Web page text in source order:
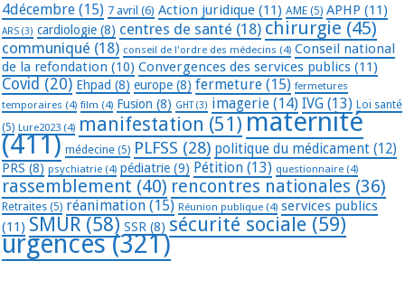
4décembre (15) 7 avril (6) Action juridique (11) AME (5) APHP (11)
ARS (3) cardiologie (8) centres de santé (18) chirurgie (45)
communiqué (18) conseil de l'ordre des médecins (4) Conseil national
de la refondation (10) Convergences des services publics (11)
Covid (20) Ehpad (8) europe (8) fermeture (15) fermetures
temporaires (4) film (4) Fusion (8) GHT(3) imagerie (14) IVG (13) Loi santé
(5) Lure2023 (4) manifestation (51) maternité
(411) médecine (5) PLFSS (28) politique du médicament (12)
PRS (8) psychiatrie (4) pédiatrie (9) Pétition (13) questionnaire (4)
rassemblement (40) rencontres nationales (36)
Retraites (5) réanimation (15) Réunion publique (4) services publics
(11) SMUR (58) SSR (8) sécurité sociale (59)
urgences(321)